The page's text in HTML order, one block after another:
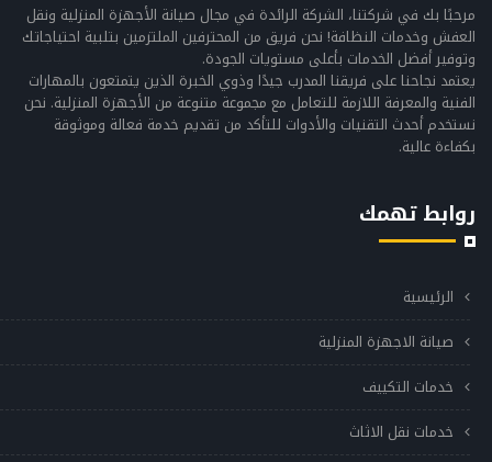
مرحبًا بك في شركتنا، الشركة الرائدة في مجال صيانة الأجهزة المنزلية ونقل
العفش وخدمات النظافة! نحن فريق من المحترفين الملتزمين بتلبية احتياجاتك
وتوفير أفضل الخدمات بأعلى مستويات الجودة.
يعتمد نجاحنا على فريقنا المدرب جيدًا وذوي الخبرة الذين يتمتعون بالمهارات
الفنية والمعرفة اللازمة للتعامل مع مجموعة متنوعة من الأجهزة المنزلية. نحن
نستخدم أحدث التقنيات والأدوات للتأكد من تقديم خدمة فعالة وموثوقة
بكفاءة عالية.
روابط تهمك
الرئيسية
صيانة الاجهزة المنزلية
خدمات التكييف
خدمات نقل الاثاث